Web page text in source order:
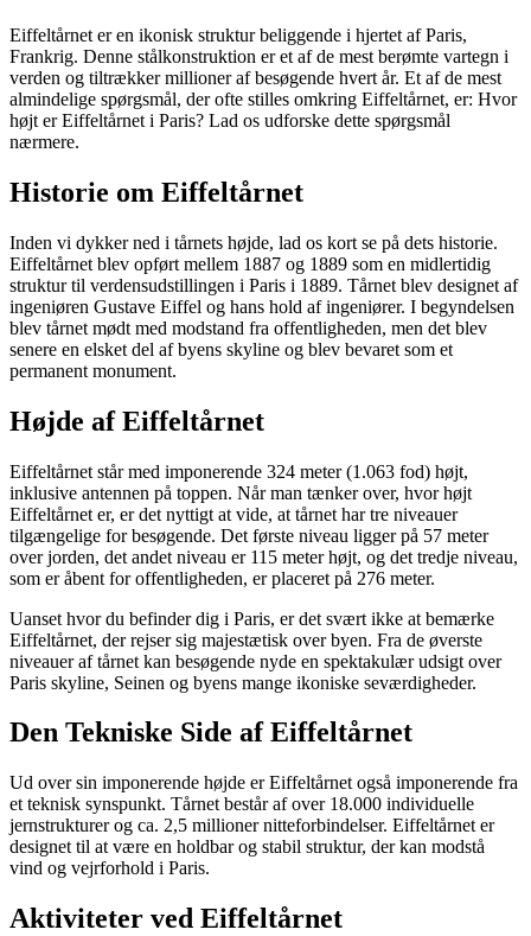
Eiffeltårnet er en ikonisk struktur beliggende i hjertet af Paris,
Frankrig. Denne stålkonstruktion er et af de mest berømte vartegn i
verden og tiltrækker millioner af besøgende hvert år. Et af de mest
almindelige spørgsmål, der ofte stilles omkring Eiffeltårnet, er: Hvor
højt er Eiffeltårnet i Paris? Lad os udforske dette spørgsmål
nærmere.
Historie om Eiffeltårnet
Inden vi dykker ned i tårnets højde, lad os kort se på dets historie.
Eiffeltårnet blev opført mellem 1887 og 1889 som en midlertidig
struktur til verdensudstillingen i Paris i 1889. Tårnet blev designet af
ingeniøren Gustave Eiffel og hans hold af ingeniører. I begyndelsen
blev tårnet mødt med modstand fra offentligheden, men det blev
senere en elsket del af byens skyline og blev bevaret som et
permanent monument.
Højde af Eiffeltårnet
Eiffeltårnet står med imponerende 324 meter (1.063 fod) højt,
inklusive antennen på toppen. Når man tænker over, hvor højt
Eiffeltårnet er, er det nyttigt at vide, at tårnet har tre niveauer
tilgængelige for besøgende. Det første niveau ligger på 57 meter
over jorden, det andet niveau er 115 meter højt, og det tredje niveau,
som er åbent for offentligheden, er placeret på 276 meter.
Uanset hvor du befinder dig i Paris, er det svært ikke at bemærke
Eiffeltårnet, der rejser sig majestætisk over byen. Fra de øverste
niveauer af tårnet kan besøgende nyde en spektakulær udsigt over
Paris skyline, Seinen og byens mange ikoniske seværdigheder.
Den Tekniske Side af Eiffeltårnet
Ud over sin imponerende højde er Eiffeltårnet også imponerende fra
et teknisk synspunkt. Tårnet består af over 18.000 individuelle
jernstrukturer og ca. 2,5 millioner nitteforbindelser. Eiffeltårnet er
designet til at være en holdbar og stabil struktur, der kan modstå
vind og vejrforhold i Paris.
Aktiviteter ved Eiffeltårnet